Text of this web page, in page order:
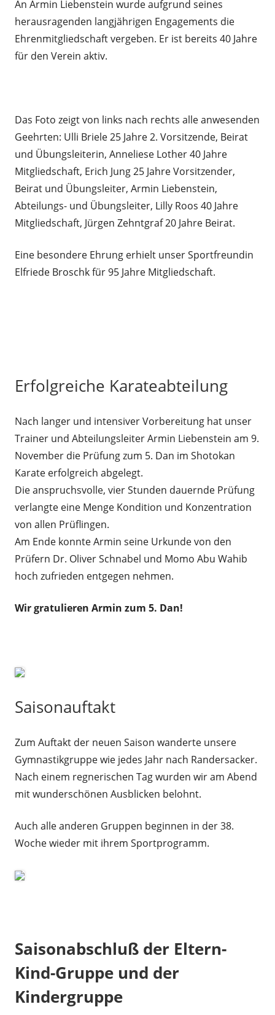
An Armin Liebenstein wurde aufgrund seines
herausragenden langjährigen Engagements die
Ehrenmitgliedschaft vergeben. Er ist bereits 40 Jahre
für den Verein aktiv.
Das Foto zeigt von links nach rechts alle anwesenden
Geehrten: Ulli Briele 25 Jahre 2. Vorsitzende, Beirat
und Übungsleiterin, Anneliese Lother 40 Jahre
Mitgliedschaft, Erich Jung 25 Jahre Vorsitzender,
Beirat und Übungsleiter, Armin Liebenstein,
Abteilungs- und Übungsleiter, Lilly Roos 40 Jahre
Mitgliedschaft, Jürgen Zehntgraf 20 Jahre Beirat.
Eine besondere Ehrung erhielt unser Sportfreundin
Elfriede Broschk für 95 Jahre Mitgliedschaft.
Erfolgreiche Karateabteilung
Nach langer und intensiver Vorbereitung hat unser
Trainer und Abteilungsleiter Armin Liebenstein am 9.
November die Prüfung zum 5. Dan im Shotokan
Karate erfolgreich abgelegt.
Die anspruchsvolle, vier Stunden dauernde Prüfung
verlangte eine Menge Kondition und Konzentration
von allen Prüflingen.
Am Ende konnte Armin seine Urkunde von den
Prüfern Dr. Oliver Schnabel und Momo Abu Wahib
hoch zufrieden entgegen nehmen.
Wir gratulieren Armin zum 5. Dan!
Saisonauftakt
Zum Auftakt der neuen Saison wanderte unsere
Gymnastikgruppe wie jedes Jahr nach Randersacker.
Nach einem regnerischen Tag wurden wir am Abend
mit wunderschönen Ausblicken belohnt.
Auch alle anderen Gruppen beginnen in der 38.
Woche wieder mit ihrem Sportprogramm.
Saisonabschluß der Eltern-
Kind-Gruppe und der
Kindergruppe